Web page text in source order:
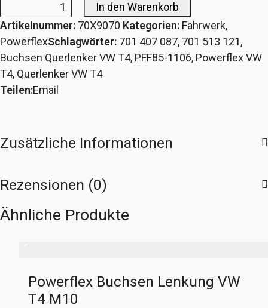
Powerflex
Buchse
Querlenker
oben
hinten
VW
In den Warenkorb
Artikelnummer: 70X9070 Kategorien: Fahrwerk,
PowerflexSchlagwörter: 701 407 087, 701 513 121,
Buchsen Querlenker VW T4, PFF85-1106, Powerflex VW
T4, Querlenker VW T4
Teilen:Email
Zusätzliche Informationen
Rezensionen (0)
Ähnliche Produkte
Powerflex Buchsen Lenkung VW
T4 M10